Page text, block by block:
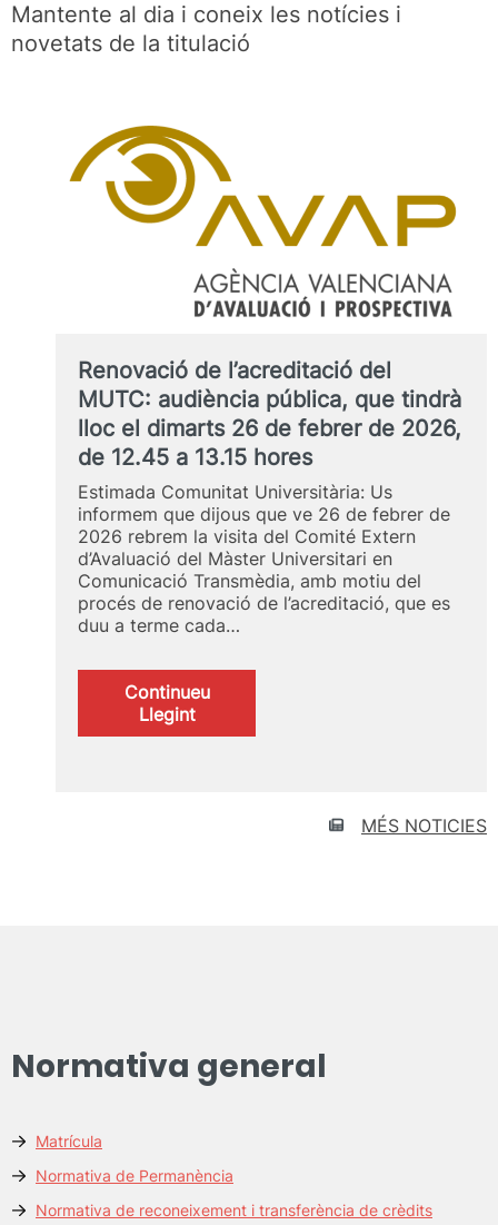
Mantente al dia i coneix les notícies i
novetats de la titulació
Renovació de l’acreditació del
MUTC: audiència pública, que tindrà
lloc el dimarts 26 de febrer de 2026,
de 12.45 a 13.15 hores
Estimada Comunitat Universitària: Us
informem que dijous que ve 26 de febrer de
2026 rebrem la visita del Comité Extern
d’Avaluació del Màster Universitari en
Comunicació Transmèdia, amb motiu del
procés de renovació de l’acreditació, que es
duu a terme cada…
Continueu
Llegint:
Renovació
de
2026,
13.15
hores
MÉS NOTICIES
Normativa general
Matrícula
Normativa de Permanència
Normativa de reconeixement i transferència de crèdits